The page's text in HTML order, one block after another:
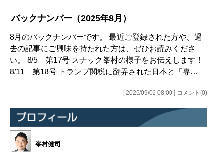
バックナンバー（2025年8月）
8月のバックナンバーです。 最近ご登録された方や、過
去の記事にご興味を持たれた方は、ぜひお読みくださ
い。 8/5 第17号 スナック峯村の様子をお伝えします！
8/11 第18号 トランプ関税に翻弄された日本と「専…
[ 2025/09/02 08:00 ] コメント(0)
峯村健司